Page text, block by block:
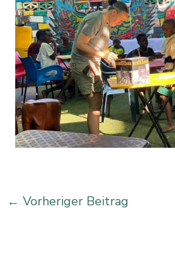
← Vorheriger Beitrag